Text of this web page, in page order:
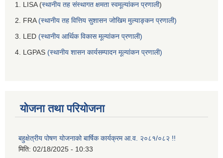
1. LISA (स्थानीय तह संस्थागत क्षमता स्वमूल्यांकन प्रणाली)
2. FRA(स्थानीय तह वित्तिय सुशासन जोखिम मुल्याङ्कन प्रणाली)
3. LED (स्थानीय आर्थिक विकास मूल्यांकन प्रणाली)
4. LGPAS (स्थानीय शासन कार्यसम्पादन मूल्यांकन प्रणाली)
योजना तथा परियोजना
बहुक्षेत्रीय पोषण योजनाको बार्षिक कार्यक्रम आ.व. २०८१/०८२ !!
मिति: 02/18/2025 - 10:33